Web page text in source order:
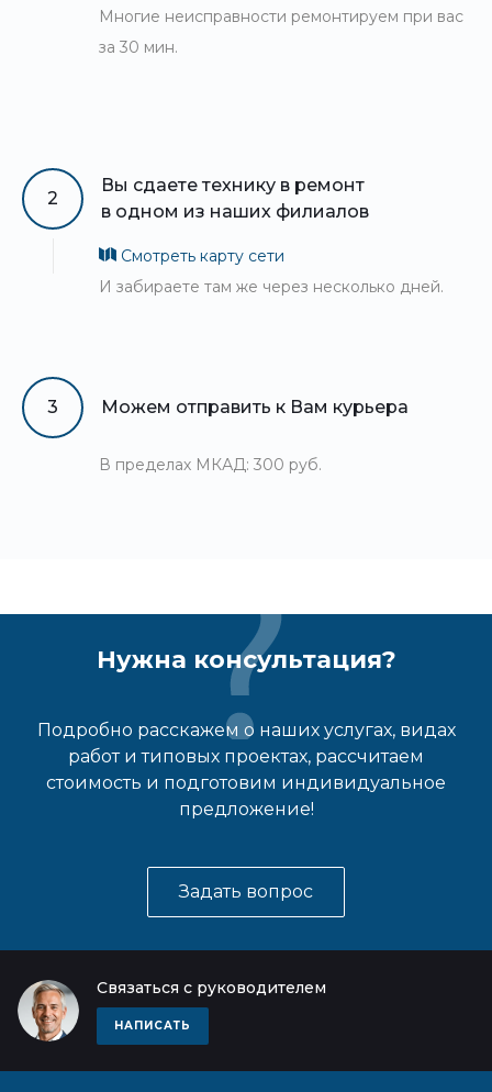
Многие неисправности ремонтируем при вас
за 30 мин.
2
Вы сдаете технику в ремонт
в одном из наших филиалов
Смотреть карту сети
И забираете там же через несколько дней.
3 Можем отправить к Вам курьера
В пределах МКАД: 300 руб.
Нужна консультация?
Подробно расскажем о наших услугах, видах
работ и типовых проектах, рассчитаем
стоимость и подготовим индивидуальное
предложение!
Задать вопрос
Связаться с руководителем
НАПИСАТЬ